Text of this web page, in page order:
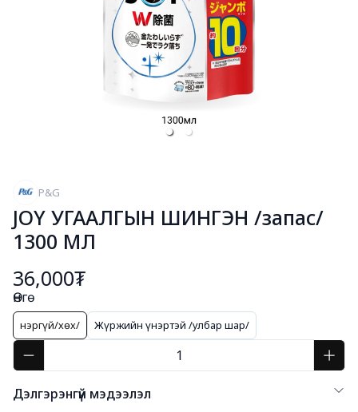
P&G
JOY УГААЛГЫН ШИНГЭН /запас/
1300 МЛ
36,000₮
Өнгө
Үнэргүй/хөх/ Жүржийн үнэртэй /улбар шар/
Дэлгэрэнгүй мэдээлэл